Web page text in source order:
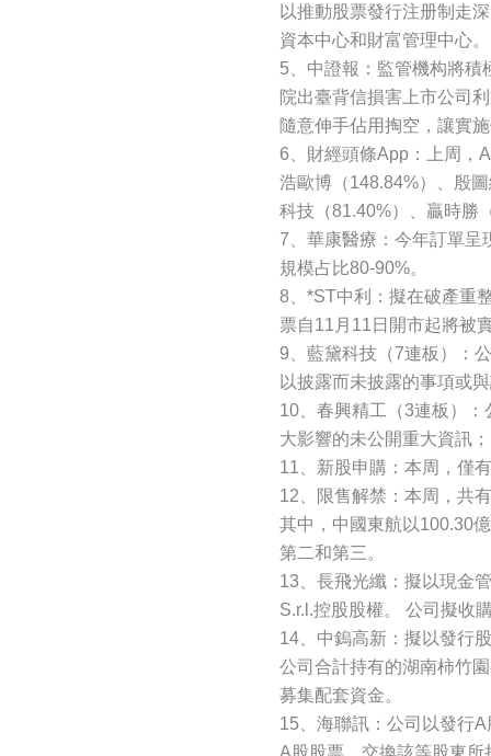
以推動股票發行注册制走
資本中心和財富管理中心。
5、中證報：監管機构將積
院出臺背信損害上市公司
隨意伸手佔用掏空，讓實
6、財經頭條App：上周，
浩歐博（148.84%）、殷
科技（81.40%）、贏時勝
7、華康醫療：今年訂單呈
規模占比80-90%。
8、*ST中利：擬在破產重
票自11月11日開市起將被
9、藍黛科技（7連板）：
以披露而未披露的事項或
10、春興精工（3連板）
大影響的未公開重大資訊
11、新股申購：本周，僅
12、限售解禁：本周，共
其中，中國東航以100.30
第二和第三。
13、長飛光纖：擬以現金
S.r.l.控股股權。 公司擬收
14、中鎢高新：擬以發行
公司合計持有的湖南柿竹
募集配套資金。
15、海聯訊：公司以發行
A股股票，交換該等股東